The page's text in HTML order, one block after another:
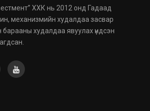
ХХК нь 2012 онд Гадаад
механизмийн худалдаа засвар
барааны худалдаа явуулах үндсэн